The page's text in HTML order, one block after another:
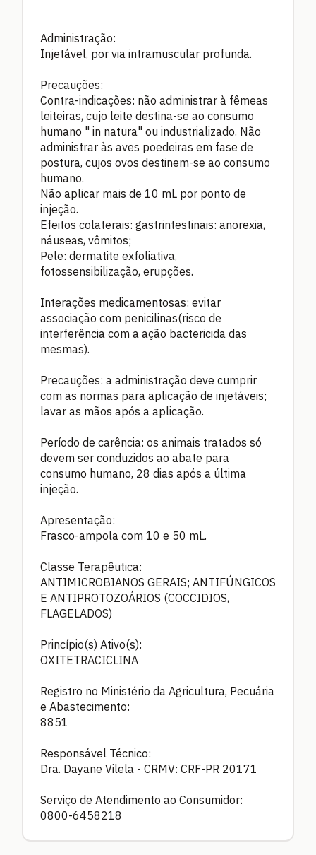
Administração:
Injetável, por via intramuscular profunda.
Precauções:
Contra-indicações: não administrar à fêmeas
leiteiras, cujo leite destina-se ao consumo
humano " in natura" ou industrializado. Não
administrar às aves poedeiras em fase de
postura, cujos ovos destinem-se ao consumo
humano.
Não aplicar mais de 10 mL por ponto de
injeção.
Efeitos colaterais: gastrintestinais: anorexia,
náuseas, vômitos;
Pele: dermatite exfoliativa,
fotossensibilização, erupções.
Interações medicamentosas: evitar
associação com penicilinas(risco de
interferência com a ação bactericida das
mesmas).
Precauções: a administração deve cumprir
com as normas para aplicação de injetáveis;
lavar as mãos após a aplicação.
Período de carência: os animais tratados só
devem ser conduzidos ao abate para
consumo humano, 28 dias após a última
injeção.
Apresentação:
Frasco-ampola com 10 e 50 mL.
Classe Terapêutica:
ANTIMICROBIANOS GERAIS; ANTIFÚNGICOS
E ANTIPROTOZOÁRIOS (COCCIDIOS,
FLAGELADOS)
Princípio(s) Ativo(s):
OXITETRACICLINA
Registro no Ministério da Agricultura, Pecuária
e Abastecimento:
8851
Responsável Técnico:
Dra. Dayane Vilela - CRMV: CRF-PR 20171
Serviço de Atendimento ao Consumidor:
0800-6458218